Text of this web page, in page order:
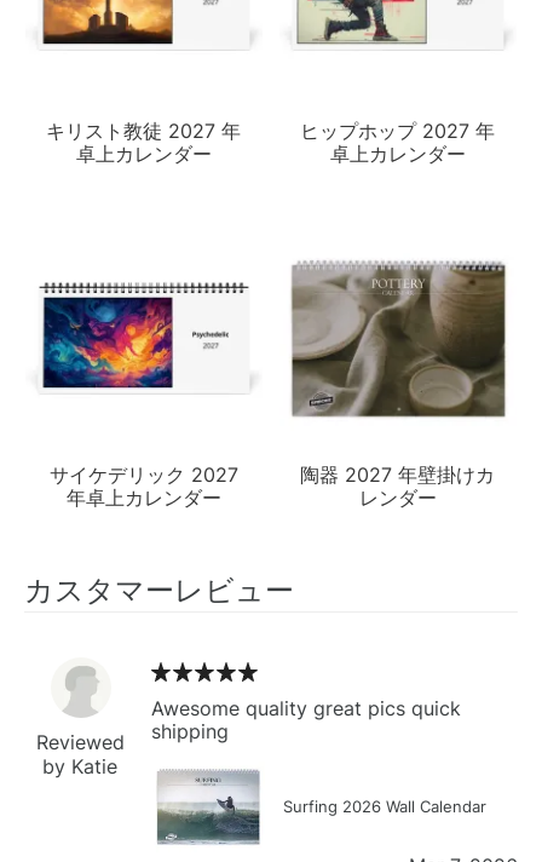
キリスト教徒 2027 年
卓上カレンダー
ヒップホップ 2027 年
卓上カレンダー
サイケデリック 2027
年卓上カレンダー
陶器 2027 年壁掛けカ
レンダー
カスタマーレビュー
Reviewed
by Katie
Awesome quality great pics quick
shipping
Surfing 2026 Wall Calendar